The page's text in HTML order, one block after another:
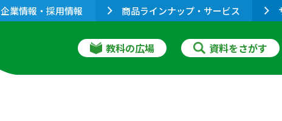
企業情報・採用情報 商品ラインナップ・サービス
教科の広場 資料をさがす